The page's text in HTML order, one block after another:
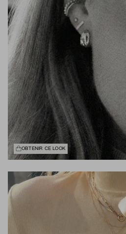
OBTENIR CE LOOK